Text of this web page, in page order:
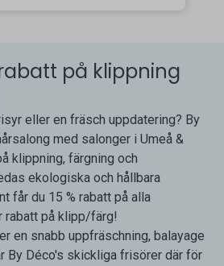
på klippning
eller en fräsch uppdatering? By
med salonger i Umeå &
klippning, färgning och
ekologiska och hållbara
får du 15 % rabatt på alla
rabatt på klipp/färg!
en snabb uppfräschning, balayage
By Déco's skickliga frisörer där för